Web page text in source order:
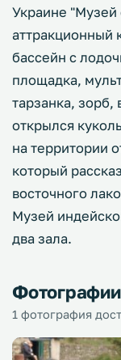
Украине "Музей
аттракционный
бассейн с
площадка,
тарзанка,
открылся
на территории
который
восточного
Музей
два зала.
Фотографии
1 фотография